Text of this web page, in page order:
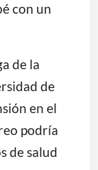
con un
de la
de
en el
podría
de salud